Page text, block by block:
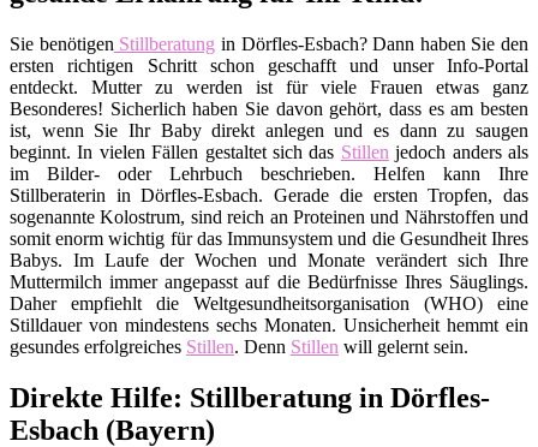
Sie benötigen Stillberatung in Dörfles-Esbach? Dann haben Sie den
ersten richtigen Schritt schon geschafft und unser Info-Portal
entdeckt. Mutter zu werden ist für viele Frauen etwas ganz
Besonderes! Sicherlich haben Sie davon gehört, dass es am besten
ist, wenn Sie Ihr Baby direkt anlegen und es dann zu saugen
beginnt. In vielen Fällen gestaltet sich das Stillen jedoch anders als
im Bilder- oder Lehrbuch beschrieben. Helfen kann Ihre
Stillberaterin in Dörfles-Esbach. Gerade die ersten Tropfen, das
sogenannte Kolostrum, sind reich an Proteinen und Nährstoffen und
somit enorm wichtig für das Immunsystem und die Gesundheit Ihres
Babys. Im Laufe der Wochen und Monate verändert sich Ihre
Muttermilch immer angepasst auf die Bedürfnisse Ihres Säuglings.
Daher empfiehlt die Weltgesundheitsorganisation (WHO) eine
Stilldauer von mindestens sechs Monaten. Unsicherheit hemmt ein
gesundes erfolgreiches Stillen. Denn Stillen will gelernt sein.
Direkte Hilfe: Stillberatung in Dörfles-
Esbach (Bayern)